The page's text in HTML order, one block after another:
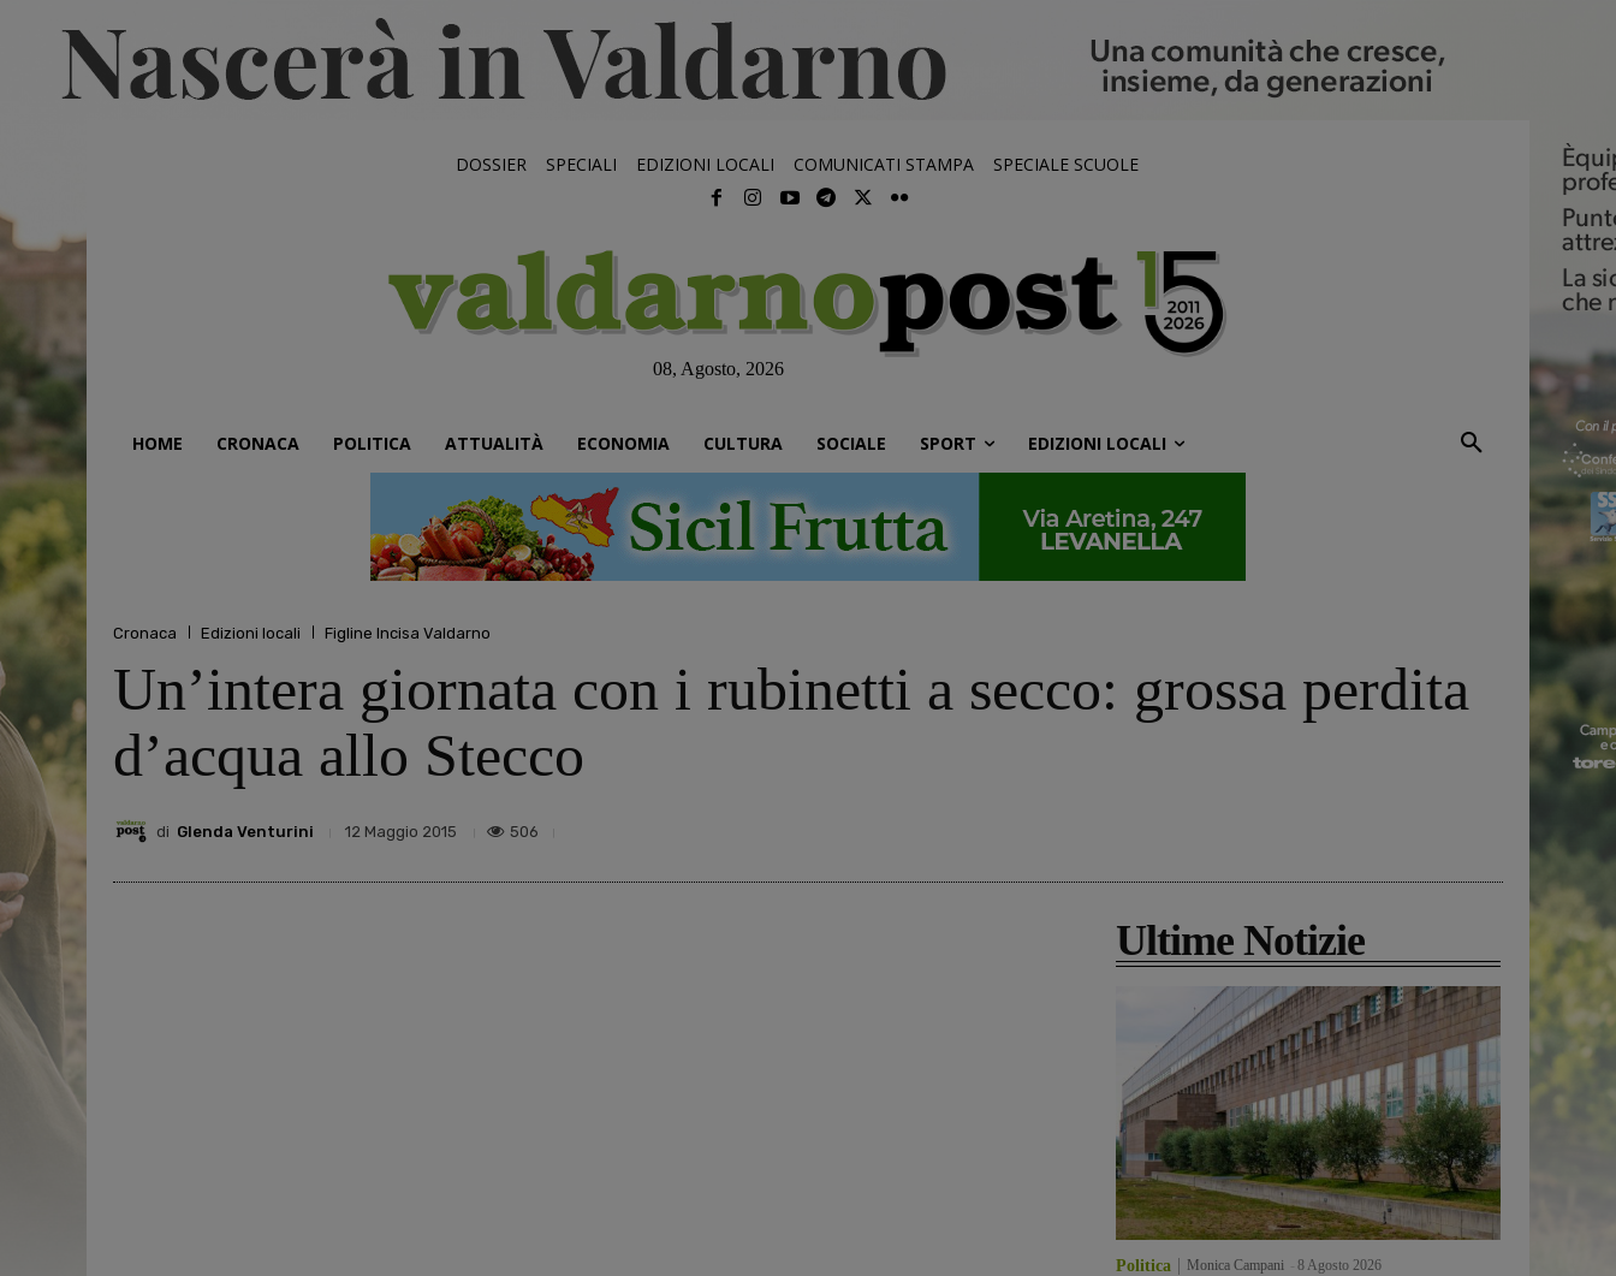
DOSSIER SPECIALI EDIZIONI LOCALI COMUNICATI STAMPA SPECIALE SCUOLE
08, Agosto, 2026
HOME CRONACA POLITICA ATTUALITÀ ECONOMIA CULTURA SOCIALE SPORT EDIZIONI LOCALI
Cronaca Edizioni locali Figline Incisa Valdarno
Un’intera giornata con i rubinetti a secco: grossa perdita
d’acqua allo Stecco
di Glenda Venturini 12 Maggio 2015 506
Ultime Notizie
Politica Monica Campani 8 Agosto 2026